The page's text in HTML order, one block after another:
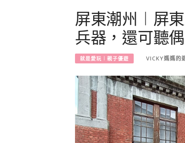
屏東潮州︱屏
兵器，還可聽
就是愛玩︱親子優遊 VICKY媽媽的